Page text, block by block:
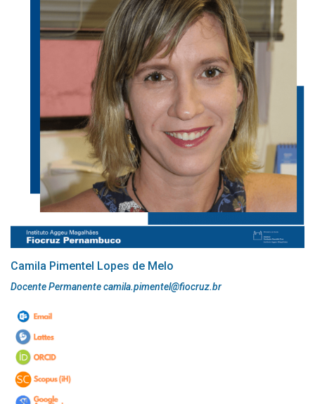
Camila Pimentel Lopes de Melo
Docente Permanente camila.pimentel@fiocruz.br